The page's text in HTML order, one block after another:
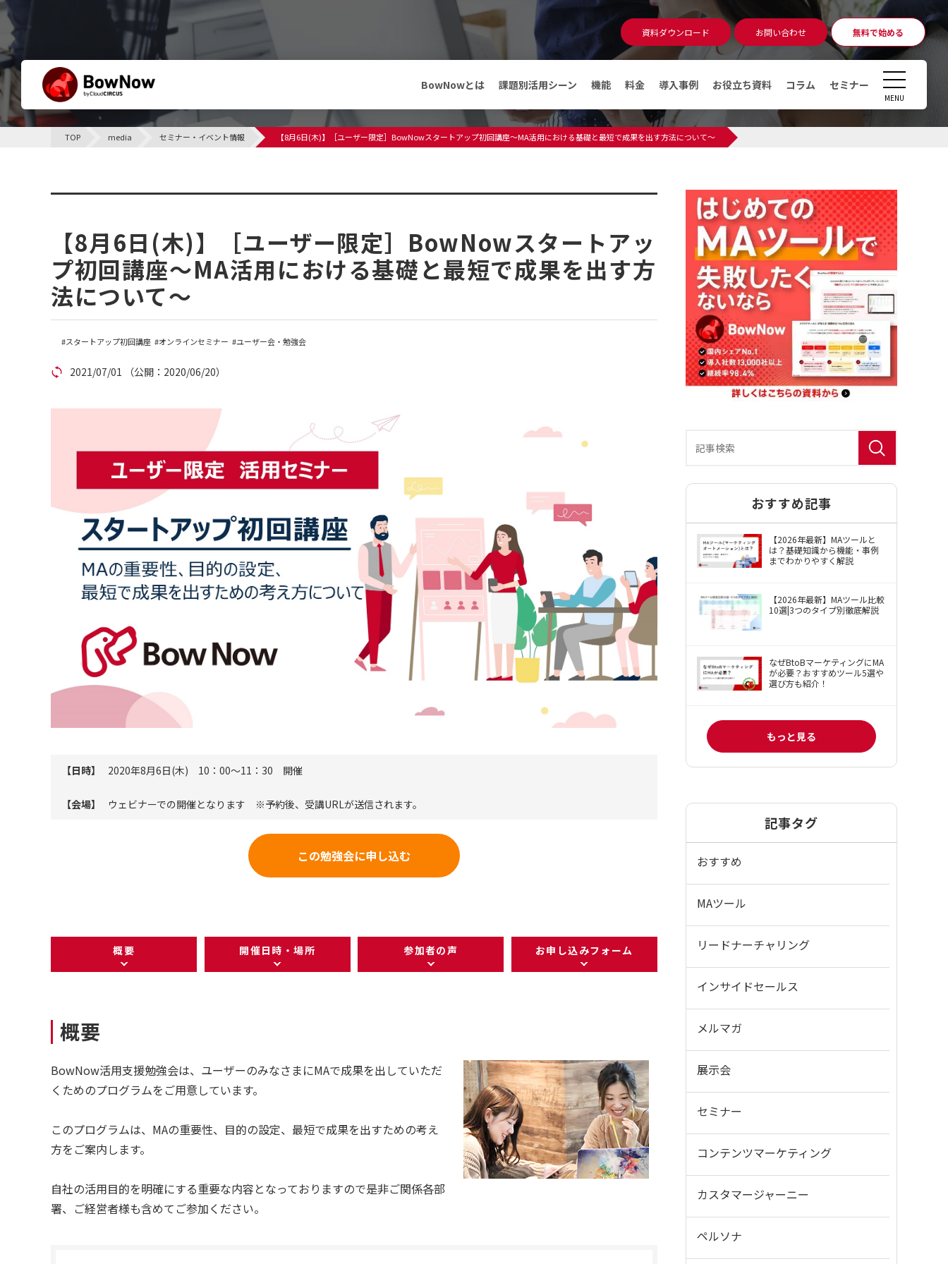
BowNowとは 課題別活用シーン 機能 料金 導入事例 お役立ち資料 コラム セミナー
資料ダウンロード お問い合わせ 無料で始める
MENU
資料ダウンロード 無料相談 アカウント発行
CLOSE
BowNowとは 機能
導入事例
メディア
導入事例
コラム
デジタルマーケティングとは
デマンドジェネレーションとは
MAツール運用時のKPI・KGI
MAツールの導入費用っていくら
かかるの？
アカウント発行
資料ダウンロード
お問い合わせ
代理店お問い合わせ
代理販売について
サイトマップ 個人情報保護方針 情報セキュリティ基本方針 特定個人情報取扱方針 BowNow（バウナウ）使用許諾約款
会社概要
TOP media セミナー・イベント情報 【8月6日(木)】［ユーザー限定］BowNowスタートアップ初回講座～MA活用における基礎と最短で成果を出す方法について～
セミナー・イベント情報
【8月6日(木)】［ユーザー限定］BowNowスタートアッ
プ初回講座～MA活用における基礎と最短で成果を出す方
法について～
スタートアップ初回講座 オンラインセミナー ユーザー会・勉強会
2021/07/01 （公開：2020/06/20）
【日時】 2020年8月6日(木) 10：00～11：30 開催
【会場】 ウェビナーでの開催となります ※予約後、受講URLが送信されます。
この勉強会に申し込む
概要 開催日時・場所 参加者の声 お申し込みフォーム
概要
BowNow活用支援勉強会は、ユーザーのみなさまにMAで成果を出していただ
くためのプログラムをご用意しています。
このプログラムは、MAの重要性、目的の設定、最短で成果を出すための考え
方をご案内します。
自社の活用目的を明確にする重要な内容となっておりますので是非ご関係各部
署、ご経営者様も含めてご参加ください。
おすすめ記事
【2026年最新】MAツールと
は？基礎知識から機能・事例
までわかりやすく解説
【2026年最新】MAツール比較
10選|3つのタイプ別徹底解説
なぜBtoBマーケティングにMA
が必要？おすすめツール5選や
選び方も紹介！
もっと見る
記事タグ
おすすめ
MAツール
リードナーチャリング
インサイドセールス
メルマガ
展示会
セミナー
コンテンツマーケティング
カスタマージャーニー
ペルソナ